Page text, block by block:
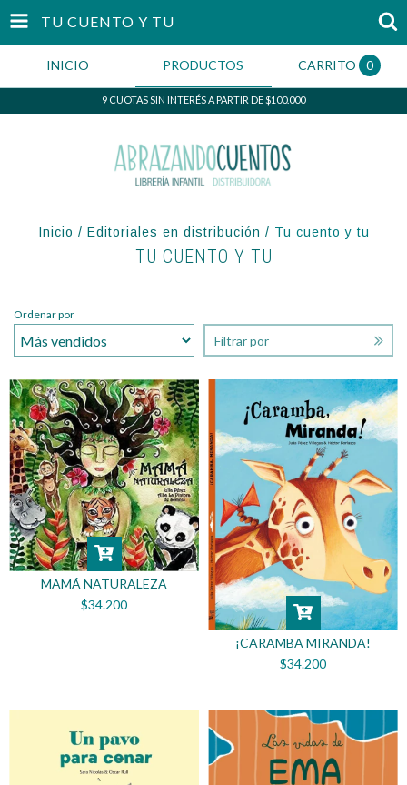
TU CUENTO Y TU
INICIO PRODUCTOS CARRITO 0
9 CUOTAS SIN INTERÉS A PARTIR DE $100.000
Inicio / Editoriales en distribución / Tu cuento y tu
TU CUENTO Y TU
Ordenar por
Filtrar por
MAMÁ NATURALEZA
$34.200
¡CARAMBA MIRANDA!
$34.200